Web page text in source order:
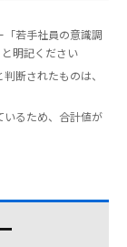
若手社員の意識調
明記ください
断されたものは、
いるため、合計値が